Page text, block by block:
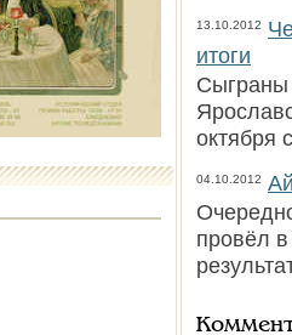
13.10.2012
итоги
Сыграны
октября
04.10.2012
провёл